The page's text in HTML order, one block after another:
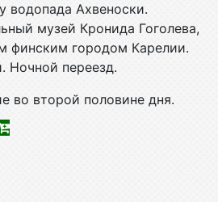
водопада Ахвеноски.
музей Кронида Гоголева,
финским городом Карелии.
Ночной переезд.
во второй половине дня.